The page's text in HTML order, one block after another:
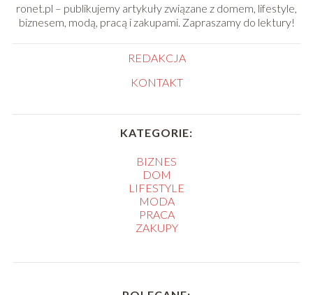
ronet.pl – publikujemy artykuły związane z domem, lifestyle,
biznesem, modą, pracą i zakupami. Zapraszamy do lektury!
REDAKCJA
KONTAKT
KATEGORIE:
BIZNES
DOM
LIFESTYLE
MODA
PRACA
ZAKUPY